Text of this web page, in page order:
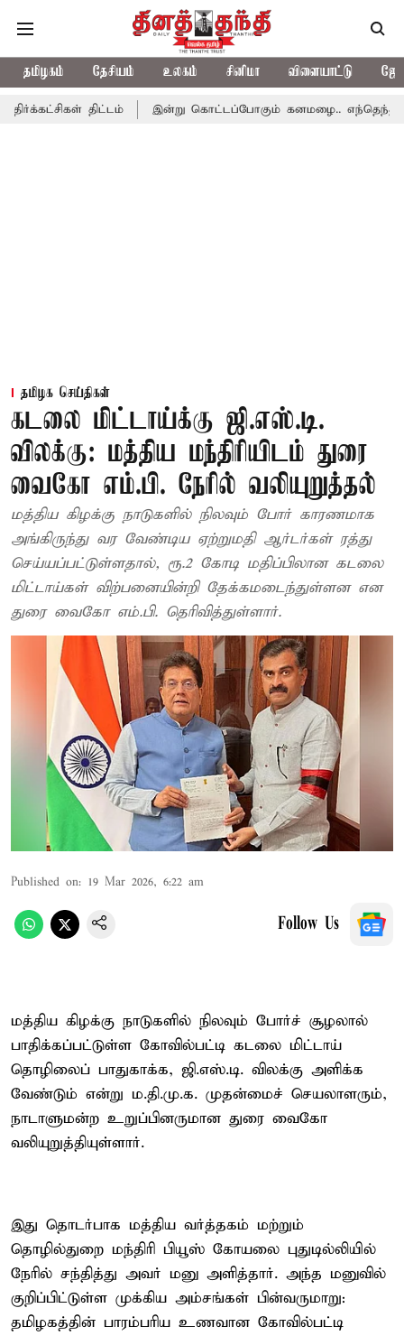
தமிழகம் தேசியம் உலகம் சினிமா விளையாட்டு
திட்டம் இன்று கொட்டப்போகும் கனமழை.. எந்தெந்த மாவட்டங்களில்
தமிழக செய்திகள்
கடலை மிட்டாய்க்கு ஜி.எஸ்.டி.
விலக்கு: மத்திய மந்திரியிடம் துரை
வைகோ எம்.பி. நேரில் வலியுறுத்தல்
மத்திய கிழக்கு நாடுகளில் நிலவும் போர் காரணமாக
அங்கிருந்து வர வேண்டிய ஏற்றுமதி ஆர்டர்கள் ரத்து
செய்யப்பட்டுள்ளதால், ரூ.2 கோடி மதிப்பிலான கடலை
மிட்டாய்கள் விற்பனையின்றி தேக்கமடைந்துள்ளன என
துரை வைகோ எம்.பி. தெரிவித்துள்ளார்.
Published on: 19 Mar 2026, 6:22 am
Follow Us
மத்திய கிழக்கு நாடுகளில் நிலவும் போர்ச் சூழலால்
பாதிக்கப்பட்டுள்ள கோவில்பட்டி கடலை மிட்டாய்
தொழிலைப் பாதுகாக்க, ஜி.எஸ்.டி. விலக்கு அளிக்க
வேண்டும் என்று ம.தி.மு.க. முதன்மைச் செயலாளரும்,
நாடாளுமன்ற உறுப்பினருமான துரை வைகோ
வலியுறுத்தியுள்ளார்.
இது தொடர்பாக மத்திய வர்த்தகம் மற்றும்
தொழில்துறை மந்திரி பியூஸ் கோயலை புதுடில்லியில்
நேரில் சந்தித்து அவர் மனு அளித்தார். அந்த மனுவில்
குறிப்பிட்டுள்ள முக்கிய அம்சங்கள் பின்வருமாறு:
தமிழகத்தின் பாரம்பரிய உணவான கோவில்பட்டி